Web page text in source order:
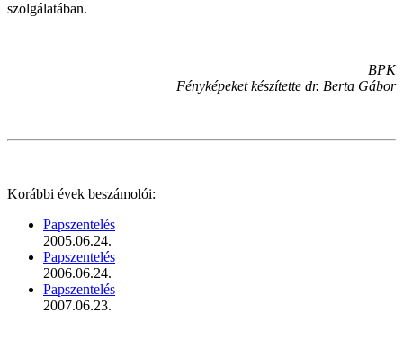
szolgálatában.
BPK
Fényképeket készítette dr. Berta Gábor
Korábbi évek beszámolói:
Papszentelés
2005.06.24.
Papszentelés
2006.06.24.
Papszentelés
2007.06.23.